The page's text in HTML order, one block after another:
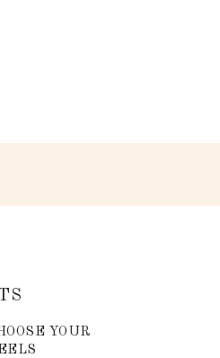
YOUR